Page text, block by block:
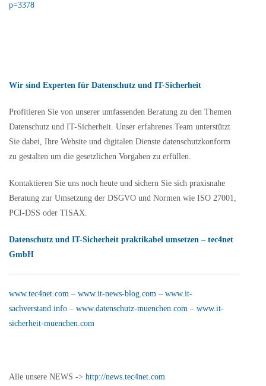
p=3378
Wir sind Experten für Datenschutz und IT-Sicherheit
Profitieren Sie von unserer umfassenden Beratung zu den Themen
Datenschutz und IT-Sicherheit. Unser erfahrenes Team unterstützt
Sie dabei, Ihre Website und digitalen Dienste datenschutzkonform
zu gestalten um die gesetzlichen Vorgaben zu erfüllen.
Kontaktieren Sie uns noch heute und sichern Sie sich praxisnahe
Beratung zur Umsetzung der DSGVO und Normen wie ISO 27001,
PCI-DSS oder TISAX.
Datenschutz und IT-Sicherheit praktikabel umsetzen – tec4net
GmbH
www.tec4net.com – www.it-news-blog.com – www.it-
sachverstand.info – www.datenschutz-muenchen.com – www.it-
sicherheit-muenchen.com
Alle unsere NEWS -> http://news.tec4net.com